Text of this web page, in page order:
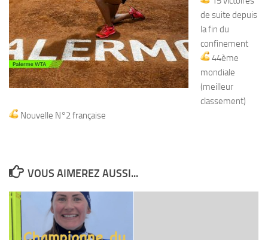
de suite depuis
la fin du
confinement
44ème
mondiale
(meilleur
classement)
Nouvelle N°2 française
VOUS AIMEREZ AUSSI...